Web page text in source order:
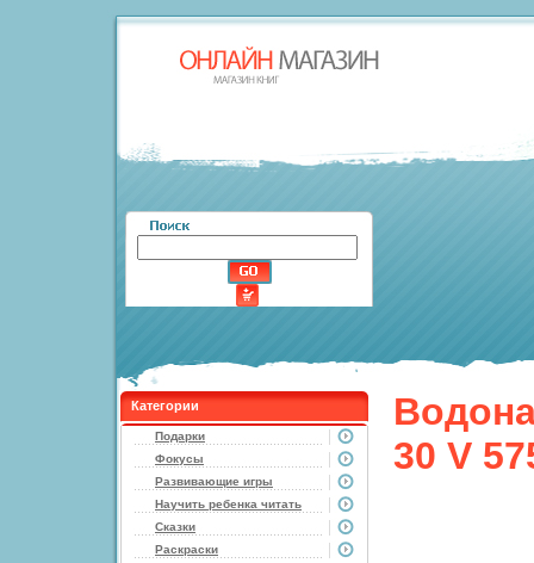
Категории
Подарки
Фокусы
Развивающие игры
Научить ребенка читать
Сказки
Раскраски
30 V